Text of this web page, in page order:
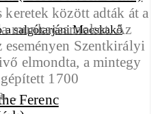
salgótarjáni Macskakő
között adták át a
munkacsarnokot. Az
Szentkirályi
elmondta, a mintegy
1700